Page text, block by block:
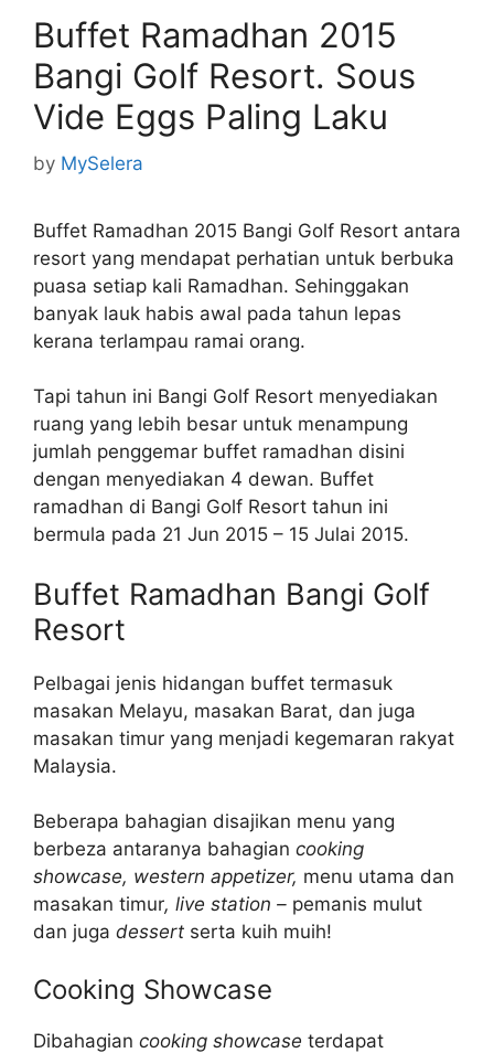
Buffet Ramadhan 2015
Bangi Golf Resort. Sous
Vide Eggs Paling Laku
by MySelera
Buffet Ramadhan 2015 Bangi Golf Resort antara
resort yang mendapat perhatian untuk berbuka
puasa setiap kali Ramadhan. Sehinggakan
banyak lauk habis awal pada tahun lepas
kerana terlampau ramai orang.
Tapi tahun ini Bangi Golf Resort menyediakan
ruang yang lebih besar untuk menampung
jumlah penggemar buffet ramadhan disini
dengan menyediakan 4 dewan. Buffet
ramadhan di Bangi Golf Resort tahun ini
bermula pada 21 Jun 2015 – 15 Julai 2015.
Buffet Ramadhan Bangi Golf
Resort
Pelbagai jenis hidangan buffet termasuk
masakan Melayu, masakan Barat, dan juga
masakan timur yang menjadi kegemaran rakyat
Malaysia.
Beberapa bahagian disajikan menu yang
berbeza antaranya bahagian cooking
showcase, western appetizer, menu utama dan
masakan timur, live station – pemanis mulut
dan juga dessert serta kuih muih!
Cooking Showcase
Dibahagian cooking showcase terdapat